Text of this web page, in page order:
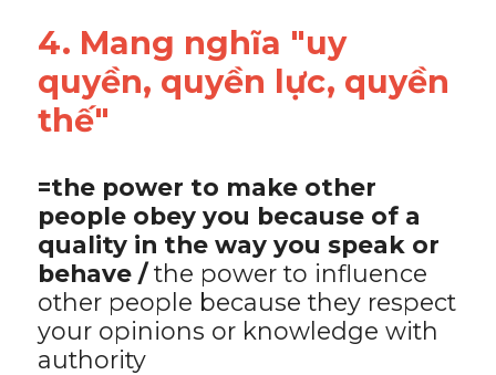
4. Mang nghĩa "uy
quyền, quyền lực, quyền
thế"
=the power to make other
people obey you because of a
quality in the way you speak or
behave / the power to influence
other people because they respect
your opinions or knowledge with
authority